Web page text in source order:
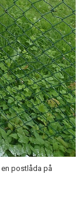
postlåda på